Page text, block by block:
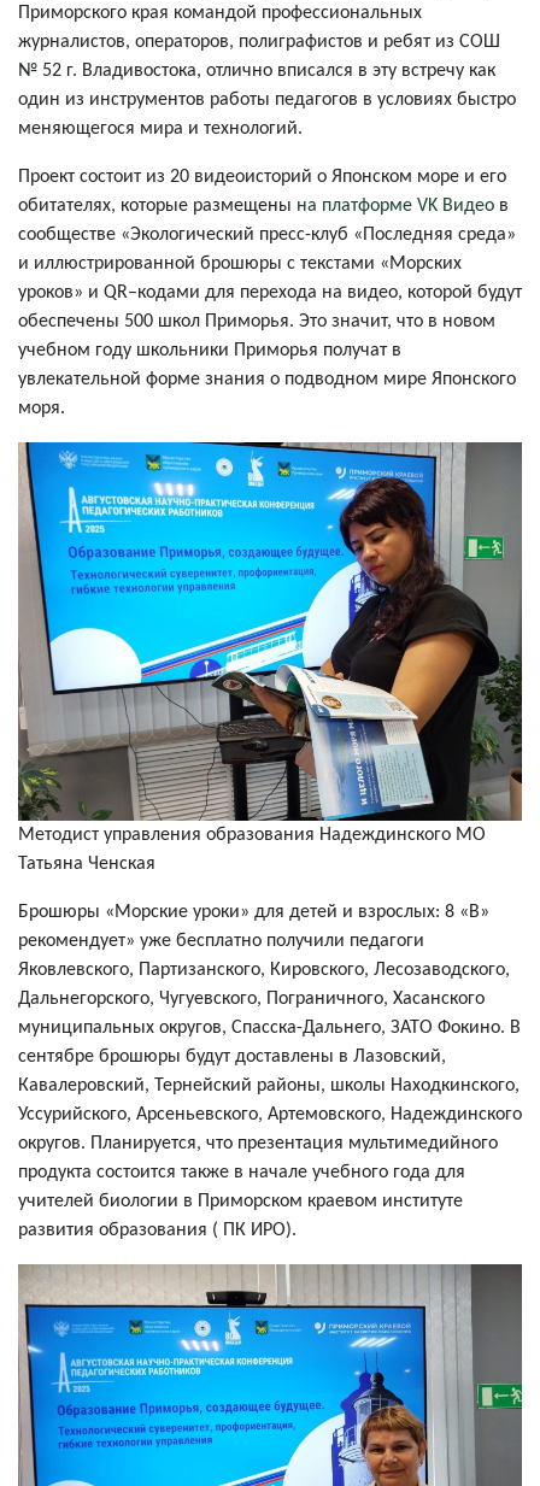
Приморского края командой профессиональных
журналистов, операторов, полиграфистов и ребят из СОШ
№ 52 г. Владивостока, отлично вписался в эту встречу как
один из инструментов работы педагогов в условиях быстро
меняющегося мира и технологий.
Проект состоит из 20 видеоисторий о Японском море и его
обитателях, которые размещены на платформе VK Видео в
сообществе «Экологический пресс-клуб «Последняя среда»
и иллюстрированной брошюры с текстами «Морских
уроков» и QR–кодами для перехода на видео, которой будут
обеспечены 500 школ Приморья. Это значит, что в новом
учебном году школьники Приморья получат в
увлекательной форме знания о подводном мире Японского
моря.
Методист управления образования Надеждинского МО
Татьяна Ченская
Брошюры «Морские уроки» для детей и взрослых: 8 «В»
рекомендует» уже бесплатно получили педагоги
Яковлевского, Партизанского, Кировского, Лесозаводского,
Дальнегорского, Чугуевского, Пограничного, Хасанского
муниципальных округов, Спасска-Дальнего, ЗАТО Фокино. В
сентябре брошюры будут доставлены в Лазовский,
Кавалеровский, Тернейский районы, школы Находкинского,
Уссурийского, Арсеньевского, Артемовского, Надеждинского
округов. Планируется, что презентация мультимедийного
продукта состоится также в начале учебного года для
учителей биологии в Приморском краевом институте
развития образования ( ПК ИРО).